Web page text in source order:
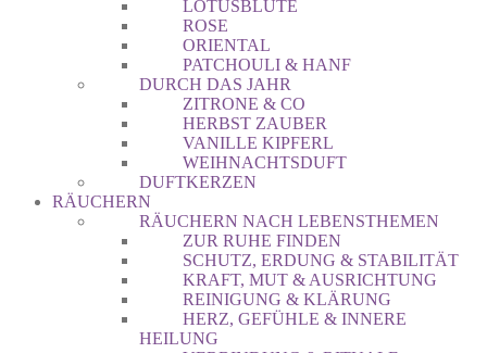
LOTUSBLÜTE
ROSE
ORIENTAL
PATCHOULI & HANF
DURCH DAS JAHR
ZITRONE & CO
HERBST ZAUBER
VANILLE KIPFERL
WEIHNACHTSDUFT
DUFTKERZEN
RÄUCHERN
RÄUCHERN NACH LEBENSTHEMEN
ZUR RUHE FINDEN
SCHUTZ, ERDUNG & STABILITÄT
KRAFT, MUT & AUSRICHTUNG
REINIGUNG & KLÄRUNG
HERZ, GEFÜHLE & INNERE
HEILUNG